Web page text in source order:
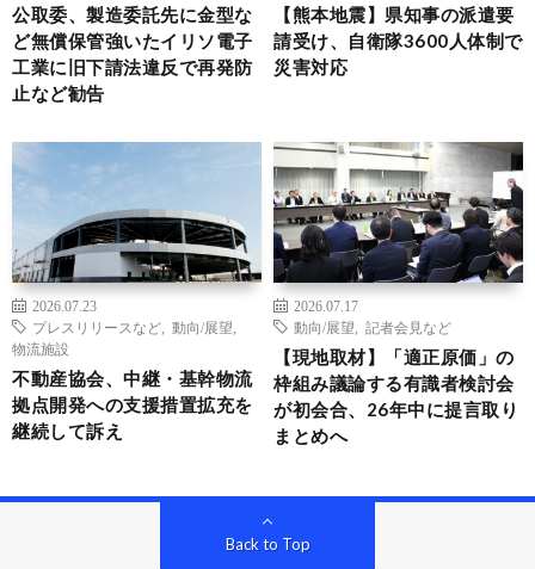
公取委、製造委託先に金型な
ど無償保管強いたイリソ電子
工業に旧下請法違反で再発防
止など勧告
【熊本地震】県知事の派遣要
請受け、自衛隊3600人体制で
災害対応
2026.07.23
プレスリリースなど
動向/展望
物流施設
不動産協会、中継・基幹物流
拠点開発への支援措置拡充を
継続して訴え
2026.07.17
動向/展望
記者会見など
【現地取材】「適正原価」の
枠組み議論する有識者検討会
が初会合、26年中に提言取り
まとめへ
Back to Top